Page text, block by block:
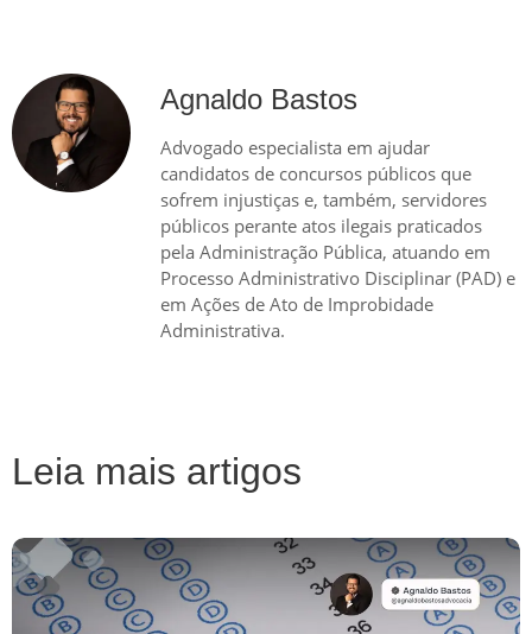
Agnaldo Bastos
Advogado especialista em ajudar
candidatos de concursos públicos que
sofrem injustiças e, também, servidores
públicos perante atos ilegais praticados
pela Administração Pública, atuando em
Processo Administrativo Disciplinar (PAD) e
em Ações de Ato de Improbidade
Administrativa.
Leia mais artigos